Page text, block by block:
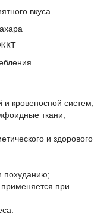
вкуса
кровеносной систем;
ткани;
и здорового
похуданию;
применяется при